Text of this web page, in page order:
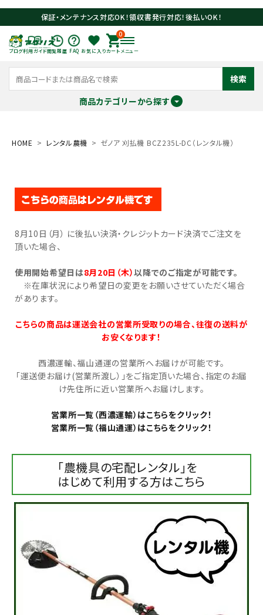
保証・メンテナンス対応OK！領収書発行対応！後払いOK！
ブログ利用ガイド閲覧履歴 FAQ お気に入り
0
カート メニュー
検索
商品カテゴリーから探す
meeting_room ログイン person 会員登録
お気に入り一覧
閲覧履歴一覧
農業資材
ブログ
HOME レンタル農機 ゼノア 刈払機 BCZ235L-DC（レンタル機）
8月10日（月） に後払い決済・クレジットカード決済でご注文を
頂いた場合、
使用開始希望日は8月20日（木）以降でのご指定が可能です。
※在庫状況により希望日の変更をお願いさせていただく場合
があります。
こちらの商品は運送会社の営業所受取りの場合、往復の送料が
お安くなります！
西濃運輸、福山通運の営業所へお届けが可能です。
「運送便お届け(営業所渡し）」をご指定頂いた場合、指定のお届
け先住所に近い営業所へお届けします。
営業所一覧（西濃運輸）はこちらをクリック！
営業所一覧（福山通運）はこちらをクリック！
「農機具の宅配レンタル」を
はじめて利用する方はこちら